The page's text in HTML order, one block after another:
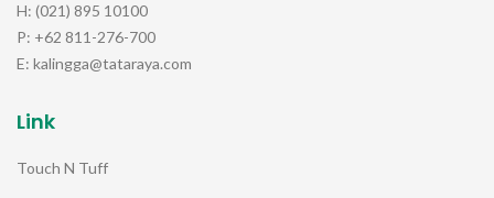
H: (021) 895 10100
P: +62 811-276-700
E: kalingga@tataraya.com
Link
Touch N Tuff